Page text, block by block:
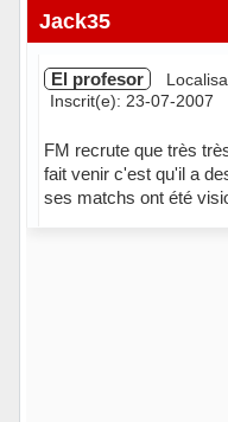
Hors ligne
Jack35
El profesor
Inscrit(e): 23-07-2007
FM recrute que très
fait venir c'est qu'il a
ses matchs ont été